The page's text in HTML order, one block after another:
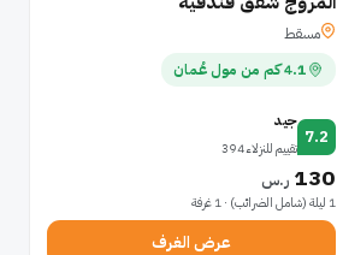
مسقط
4.1 كم من مول عُمان
7.2
جيد
تقييم للنزلاء 394
130 ر.س
1 ليلة (شامل الضرائب) · 1 غرفة
عرض الغرف